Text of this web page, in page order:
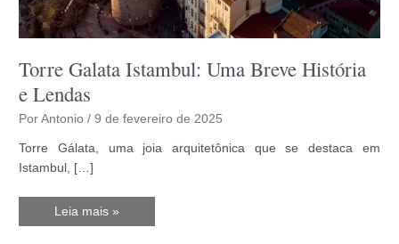
Torre Galata Istambul: Uma Breve História
e Lendas
PorAntonio/9 de fevereiro de 2025
Torre Gálata, uma joia arquitetônica que se destaca em
Istambul, […]
Torre
Leia mais »